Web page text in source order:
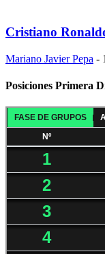
Cristiano
Mariano Javier Pepa -
Posiciones Primera